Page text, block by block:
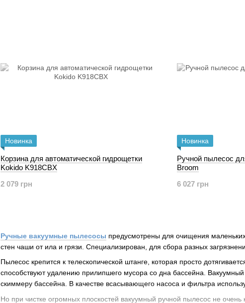
Ручные вакуумные пылесосы предусмотрены для очищения
стен чаши от ила и грязи Специализирован , для сбора разных
Пылесос крепится к телескопической штанге, которая просто
способствуют удалению прилипшего мусора со дна бассейна.
скиммеру бассейна. В качестве всасывающего насоса и фильтра
Но при чистке огромных плоскостей вакуумный ручной пылесос не очень
Новинка
Корзина для автоматической гидрощетки
Kokido K918CBX
2 079 грн
Новинка
Ручной пылесос
Broom
6 027 грн